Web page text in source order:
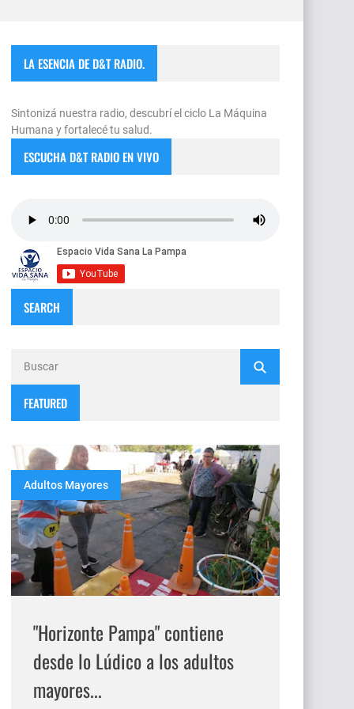
LA ESENCIA DE D&T RADIO.
Sintonizá nuestra radio, descubrí el ciclo La Máquina
Humana y fortalecé tu salud.
ESCUCHA D&T RADIO EN VIVO
SEARCH
FEATURED
Adultos Mayores
"Horizonte Pampa" contiene
desde lo Lúdico a los adultos
mayores...